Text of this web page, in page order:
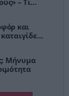
– Τι
και
Μήνυμα